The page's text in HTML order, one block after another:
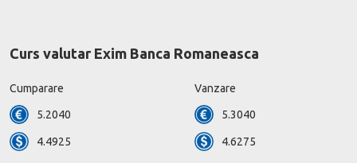
Curs valutar Exim Banca Romaneasca
Cumparare Vanzare
5.2040 5.3040
4.4925 4.6275